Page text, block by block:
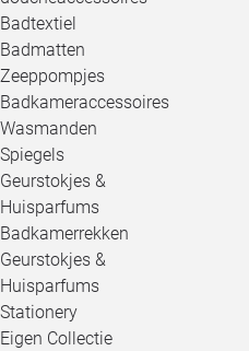
Badtextiel
Badmatten
Zeeppompjes
Badkameraccessoires
Wasmanden
Spiegels
Geurstokjes &
Huisparfums
Badkamerrekken
Geurstokjes &
Huisparfums
Stationery
Eigen Collectie